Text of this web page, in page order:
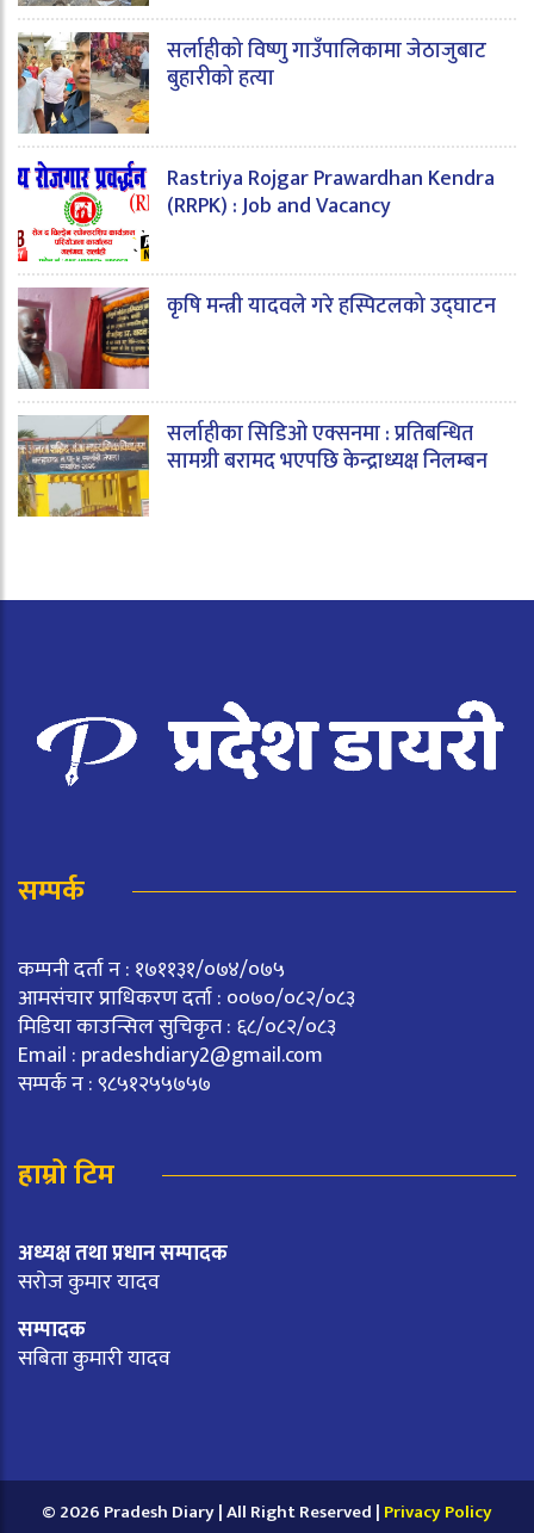
सर्लाहीको विष्णु गाउँपालिकामा जेठाजुबाट
बुहारीको हत्या
Rastriya Rojgar Prawardhan Kendra
(RRPK) : Job and Vacancy
कृषि मन्त्री यादवले गरे हस्पिटलको उद्घाटन
सर्लाहीका सिडिओ एक्सनमा : प्रतिबन्धित
सामग्री बरामद भएपछि केन्द्राध्यक्ष निलम्बन
सम्पर्क
कम्पनी दर्ता न : १७११३१/०७४/०७५
आमसंचार प्राधिकरण दर्ता : ००७०/०८२/०८३
मिडिया काउन्सिल सुचिकृत : ६८/०८२/०८३
Email : pradeshdiary2@gmail.com
सम्पर्क न : ९८५१२५५७५७
हाम्रो टिम
अध्यक्ष तथा प्रधान सम्पादक
सरोज कुमार यादव
सम्पादक
सबिता कुमारी यादव
© 2026 Pradesh Diary | All Right Reserved | Privacy Policy